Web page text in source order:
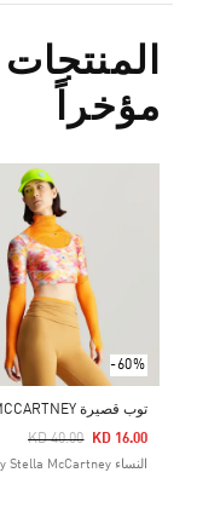
مؤخراً
-60%
From
KD 40.00
To KD 16.00
النساء adidas by Stella McCartney